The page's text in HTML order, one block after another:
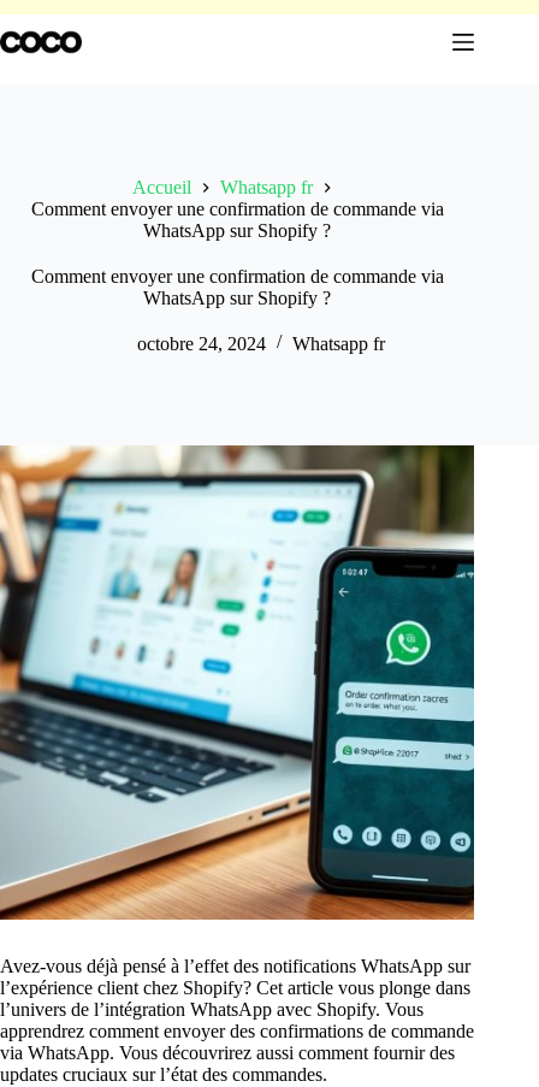
au
contenu
Accueil
Whatsapp fr
Comment envoyer une confirmation de commande via
WhatsApp sur Shopify ?
Comment envoyer une confirmation de commande via
WhatsApp sur Shopify ?
octobre 24, 2024 Whatsapp fr
Avez-vous déjà pensé à l’effet des notifications WhatsApp sur
l’expérience client chez Shopify? Cet article vous plonge dans
l’univers de l’intégration WhatsApp avec Shopify. Vous
apprendrez comment envoyer des confirmations de commande
via WhatsApp. Vous découvrirez aussi comment fournir des
updates cruciaux sur l’état des commandes.